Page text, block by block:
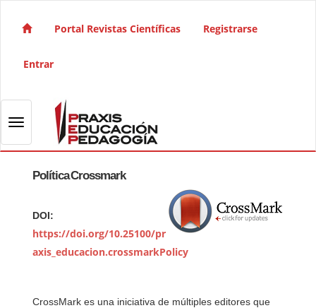
Navegación principal
Barra lateral
Portal Revistas Científicas Registrarse
Entrar
Toggle navigation
Política Crossmark
DOI:
https://doi.org/10.25100/pr
axis_educacion.crossmarkPolicy
CrossMark es una iniciativa de múltiples editores que